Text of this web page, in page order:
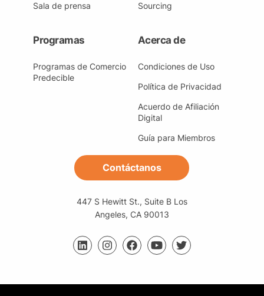
Distrubuidores (2)
Dominicana (2) Ecuador (3)
Estándares (1) Europa (3)
FAOSTAT (2) Fertilizantes (1)
Festividades (2)
Sala de prensa
Sourcing
Programas
Programas de Comercio
Predecible
Acerca de
Condiciones de Uso
Política de Privacidad
Acuerdo de Afiliación
Digital
Guía para Miembros
Contáctanos
447 S Hewitt St., Suite B Los
Angeles, CA 90013